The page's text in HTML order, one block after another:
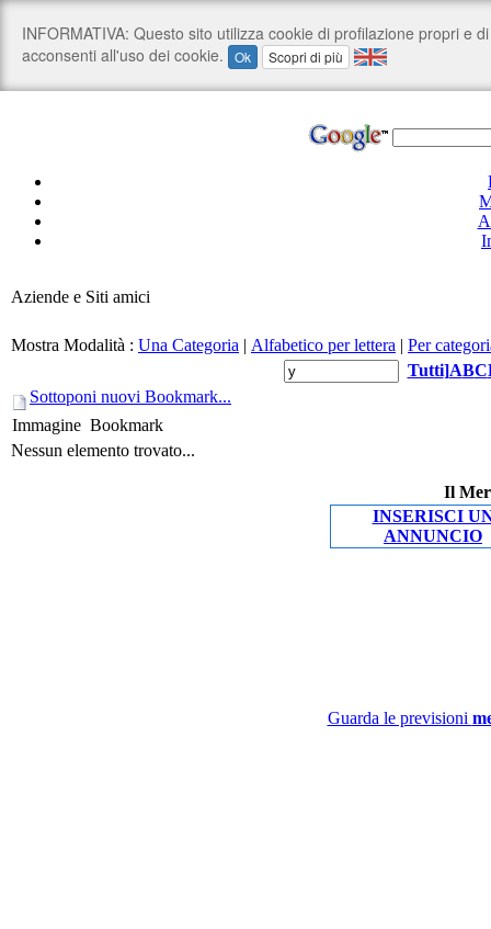
Aziende e Siti amici
Mostra Modalità : Una Categoria | Alfabetico per lettera | Per
Tutti]ABC
Sottoponi nuovi Bookmark...
Immagine Bookmark
Nessun elemento trovato...
Il
INSERISCI
ANNUNCIO
Guarda le previsioni